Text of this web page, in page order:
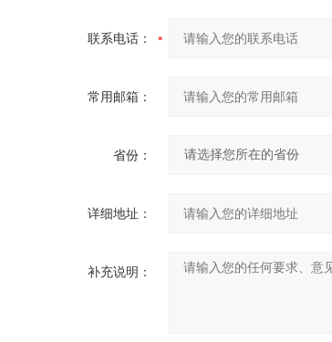
联系电话：
常用邮箱：
省份：
详细地址：
补充说明：